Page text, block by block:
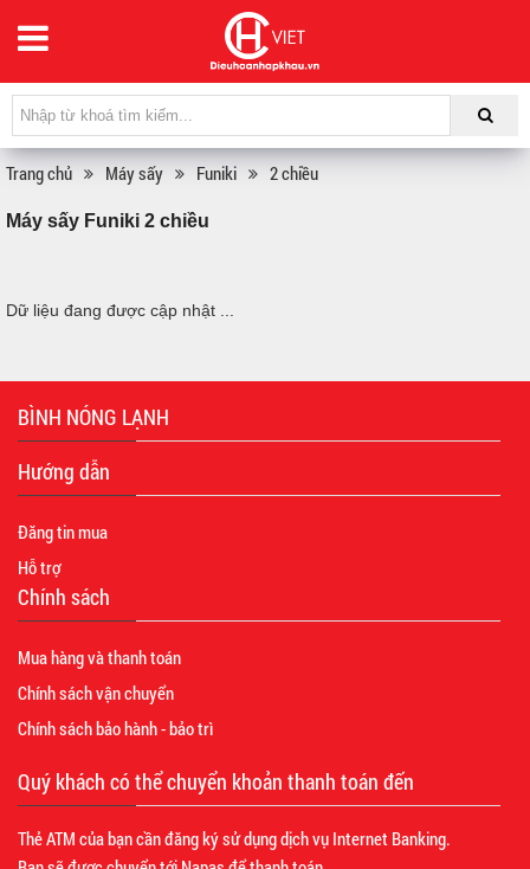
Trang chủ Máy sấy Funiki 2 chiều
Máy sấy Funiki 2 chiều
Dữ liệu đang được cập nhật ...
BÌNH NÓNG LẠNH
Hướng dẫn
Đăng tin mua
Hỗ trợ
Chính sách
Mua hàng và thanh toán
Chính sách vận chuyển
Chính sách bảo hành - bảo trì
Quý khách có thể chuyển khoản thanh toán đến
Thẻ ATM của bạn cần đăng ký sử dụng dịch vụ Internet Banking.